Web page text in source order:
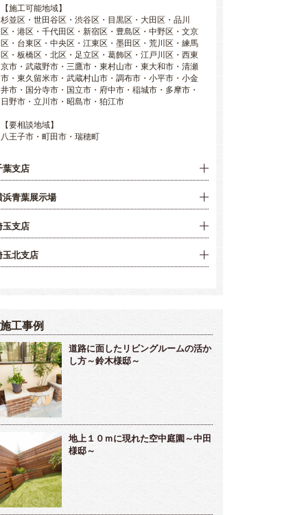
【施工可能地域】
杉並区・世田谷区・渋谷区・目黒区・大田区・品川
区・港区・千代田区・新宿区・豊島区・中野区・文京
区・台東区・中央区・江東区・墨田区・荒川区・練馬
区・板橋区・北区・足立区・葛飾区・江戸川区・西東
京市・武蔵野市・三鷹市・東村山市・東大和市・清瀬
市・東久留米市・武蔵村山市・調布市・小平市・小金
井市・国分寺市・国立市・府中市・稲城市・多摩市・
日野市・立川市・昭島市・狛江市
【要相談地域】
八王子市・町田市・瑞穂町
葉支店
浜青葉展示場
玉支店
玉北支店
施工事例
道路に面したリビングルームの活か
し方～鈴木様邸～
地上１０ｍに現れた空中庭園～中田
様邸～